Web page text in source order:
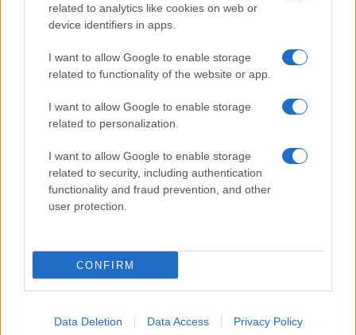
related to analytics like cookies on web or
device identifiers in apps.
I want to allow Google to enable storage
related to functionality of the website or app.
I want to allow Google to enable storage
related to personalization.
I want to allow Google to enable storage
related to security, including authentication
functionality and fraud prevention, and other
user protection.
CONFIRM
Data Deletion Data Access Privacy Policy